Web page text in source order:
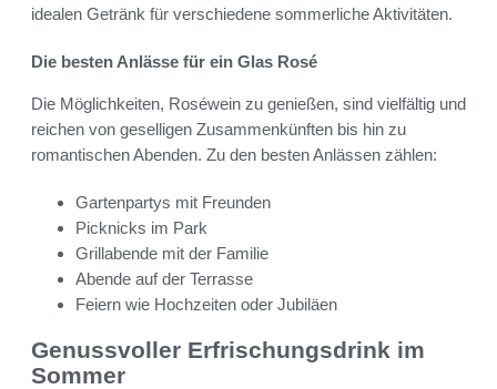
idealen Getränk für verschiedene sommerliche Aktivitäten.
Die besten Anlässe für ein Glas Rosé
Die Möglichkeiten, Roséwein zu genießen, sind vielfältig und
reichen von geselligen Zusammenkünften bis hin zu
romantischen Abenden. Zu den besten Anlässen zählen:
Gartenpartys mit Freunden
Picknicks im Park
Grillabende mit der Familie
Abende auf der Terrasse
Feiern wie Hochzeiten oder Jubiläen
Genussvoller Erfrischungsdrink im
Sommer